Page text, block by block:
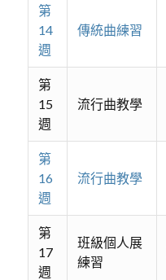
第
14
週
傳統曲練習
第
15
週
流行曲教學
第
16
週
流行曲教學
第
17
週
班級個人展
練習